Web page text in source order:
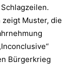
Muster, die
Bürgerkrieg